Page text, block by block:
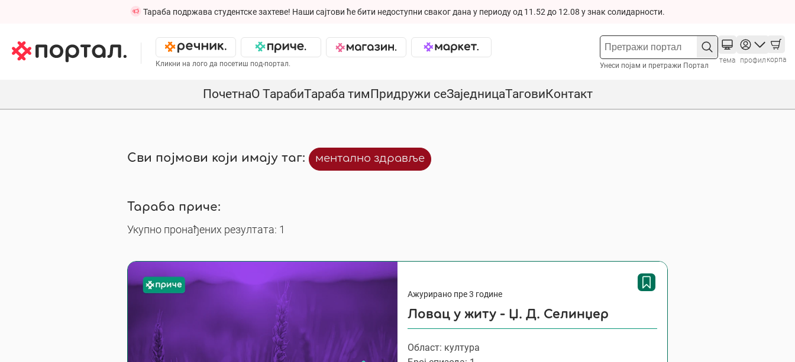
Тараба подржава студентске захтеве! Наши сајтови ће бити недоступни сваког дана у периоду од 11.52 до 12.08 у знак солидарности.
Кликни на лого да посетиш под-портал. Унеси појам и претражи Портал
тема профил корпа
ПочетнаО ТарабиТараба тимПридружи сеЗаједницаТаговиКонтакт
Сви појмови који имају таг: ментално здравље
Тараба приче:
Укупно пронађених резултата: 1
Ажурирано пре 3 године
Ловац у житу - Џ. Д. Селинџер
Област: култура